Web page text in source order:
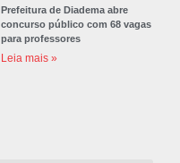
Prefeitura de Diadema abre
concurso público com 68 vagas
para professores
Leia mais »